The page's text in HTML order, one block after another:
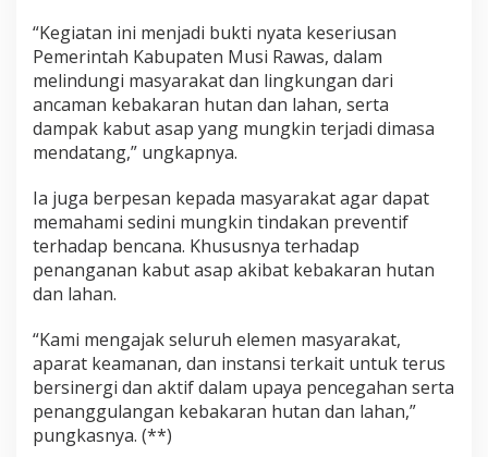
“Kegiatan ini menjadi bukti nyata keseriusan
Pemerintah Kabupaten Musi Rawas, dalam
melindungi masyarakat dan lingkungan dari
ancaman kebakaran hutan dan lahan, serta
dampak kabut asap yang mungkin terjadi dimasa
mendatang,” ungkapnya.
Ia juga berpesan kepada masyarakat agar dapat
memahami sedini mungkin tindakan preventif
terhadap bencana. Khususnya terhadap
penanganan kabut asap akibat kebakaran hutan
dan lahan.
“Kami mengajak seluruh elemen masyarakat,
aparat keamanan, dan instansi terkait untuk terus
bersinergi dan aktif dalam upaya pencegahan serta
penanggulangan kebakaran hutan dan lahan,”
pungkasnya. (**)